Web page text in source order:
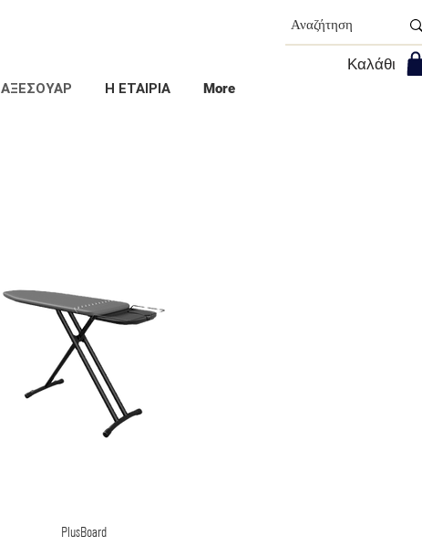
Καλάθι
ΑΞΕΣΟΥΑΡ Η ΕΤΑΙΡΙΑ More
Γρήγορη προβολή
PlusBoard